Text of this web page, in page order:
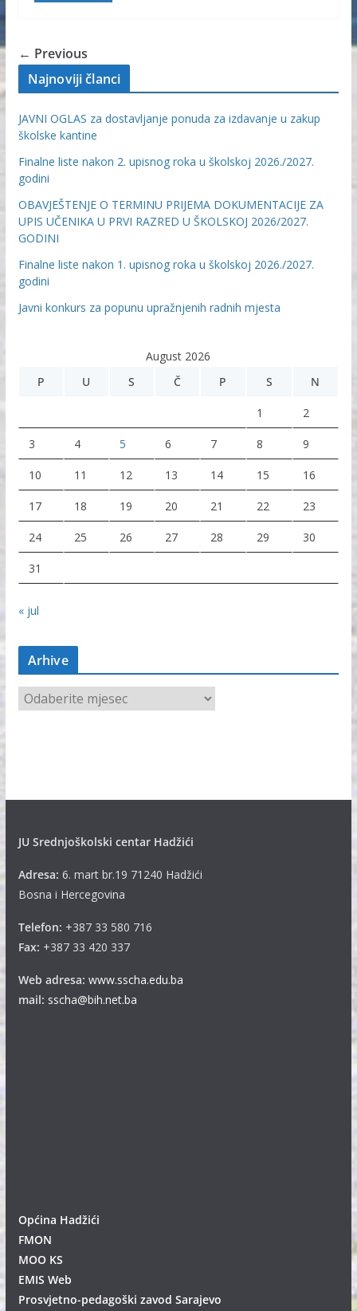
← Previous
Najnoviji članci
JAVNI OGLAS za dostavljanje ponuda za izdavanje u zakup
školske kantine
Finalne liste nakon 2. upisnog roka u školskoj 2026./2027.
godini
OBAVJEŠTENJE O TERMINU PRIJEMA DOKUMENTACIJE ZA
UPIS UČENIKA U PRVI RAZRED U ŠKOLSKOJ 2026/2027.
GODINI
Finalne liste nakon 1. upisnog roka u školskoj 2026./2027.
godini
Javni konkurs za popunu upražnjenih radnih mjesta
August 2026
P
U S Č P S N
1 2
3 4 5 6 7 8 9
10 11 12 13 14 15 16
17 18 19 20 21 22 23
24 25 26 27 28 29 30
31
« jul
Arhive
A
r
JU Srednjoškolski centar Hadžići
Adresa: 6. mart br.19 71240 Hadžići
Bosna i Hercegovina
Telefon: +387 33 580 716
Fax: +387 33 420 337
Web adresa: www.sscha.edu.ba
mail: sscha@bih.net.ba
Općina Hadžići
FMON
MOO KS
EMIS Web
Prosvjetno-pedagoški zavod Sarajevo